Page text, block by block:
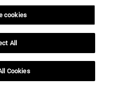
cookies
All
Cookies